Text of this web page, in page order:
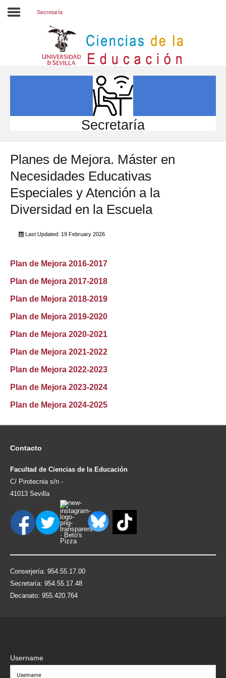
INVESTIGACIÓN
INTERNACIONAL
Directorio FCCE
Secretaría
Secretaría
Planes de Mejora. Máster en
Necesidades Educativas
Especiales y Atención a la
Diversidad en la Escuela
Last Updated: 19 February 2026
Plan de Mejora 2016-2017
Plan de Mejora 2017-2018
Plan de Mejora 2018-2019
Plan de Mejora 2019-2020
Plan de Mejora 2020-2021
Plan de Mejora 2021-2022
Plan de Mejora 2022-2023
Plan de Mejora 2023-2024
Plan de Mejora 2024-2025
Contacto
Facultad de Ciencias de la Educación
C/ Pirotecnia s/n -
41013 Sevilla
Conserjería: 954.55.17.00
Secretaría: 954.55.17.48
Decanato: 955.420.764
Username